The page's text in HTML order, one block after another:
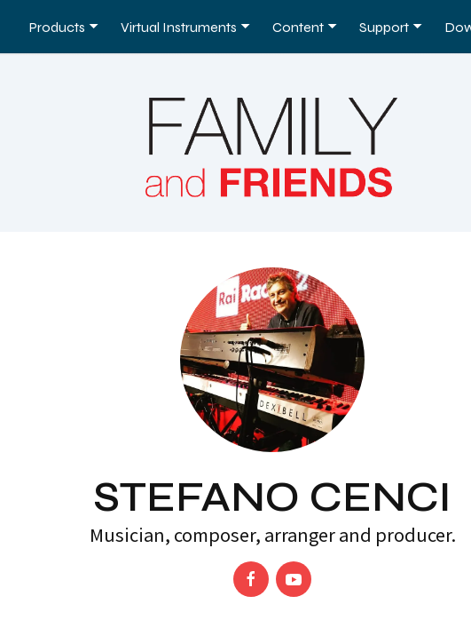
Products Virtual Instruments Content Support
STEFANO CENCI
Musician, composer, arranger and producer.